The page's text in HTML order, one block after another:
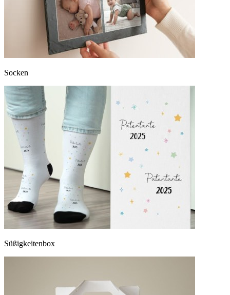
Socken
Süßigkeitenbox